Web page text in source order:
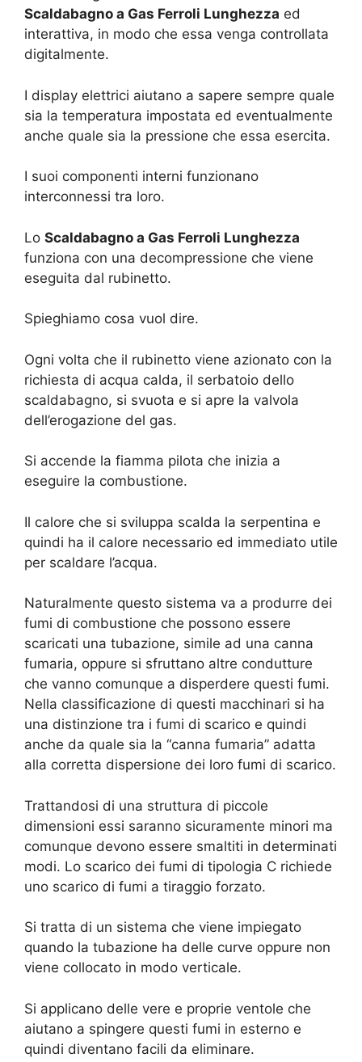
Scaldabagno a Gas Ferroli Lunghezza ed
interattiva, in modo che essa venga controllata
digitalmente.
I display elettrici aiutano a sapere sempre quale
sia la temperatura impostata ed eventualmente
anche quale sia la pressione che essa esercita.
I suoi componenti interni funzionano
interconnessi tra loro.
Lo Scaldabagno a Gas Ferroli Lunghezza
funziona con una decompressione che viene
eseguita dal rubinetto.
Spieghiamo cosa vuol dire.
Ogni volta che il rubinetto viene azionato con la
richiesta di acqua calda, il serbatoio dello
scaldabagno, si svuota e si apre la valvola
dell’erogazione del gas.
Si accende la fiamma pilota che inizia a
eseguire la combustione.
Il calore che si sviluppa scalda la serpentina e
quindi ha il calore necessario ed immediato utile
per scaldare l’acqua.
Naturalmente questo sistema va a produrre dei
fumi di combustione che possono essere
scaricati una tubazione, simile ad una canna
fumaria, oppure si sfruttano altre condutture
che vanno comunque a disperdere questi fumi.
Nella classificazione di questi macchinari si ha
una distinzione tra i fumi di scarico e quindi
anche da quale sia la “canna fumaria” adatta
alla corretta dispersione dei loro fumi di scarico.
Trattandosi di una struttura di piccole
dimensioni essi saranno sicuramente minori ma
comunque devono essere smaltiti in determinati
modi. Lo scarico dei fumi di tipologia C richiede
uno scarico di fumi a tiraggio forzato.
Si tratta di un sistema che viene impiegato
quando la tubazione ha delle curve oppure non
viene collocato in modo verticale.
Si applicano delle vere e proprie ventole che
aiutano a spingere questi fumi in esterno e
quindi diventano facili da eliminare.